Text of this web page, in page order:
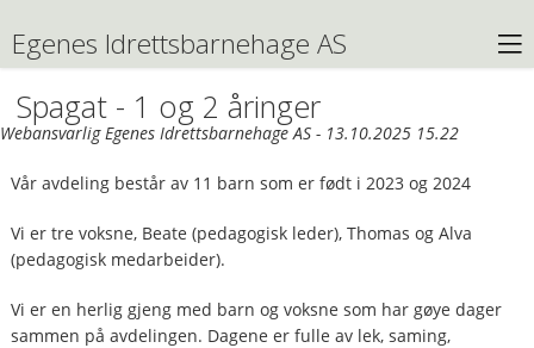
Egenes Idrettsbarnehage AS
Spagat - 1 og 2 åringer
Webansvarlig Egenes Idrettsbarnehage AS - 13.10.2025 15.22
Vår avdeling består av 11 barn som er født i 2023 og 2024
Vi er tre voksne, Beate (pedagogisk leder), Thomas og Alva
(pedagogisk medarbeider).
Vi er en herlig gjeng med barn og voksne som har gøye dager
sammen på avdelingen. Dagene er fulle av lek, saming,